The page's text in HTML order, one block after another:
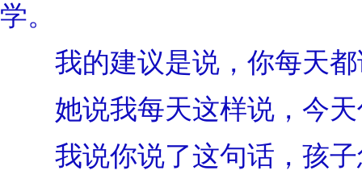
学。
我的建议是说，你每天都
她说我每天这样说，今天
我说你说了这句话，孩子